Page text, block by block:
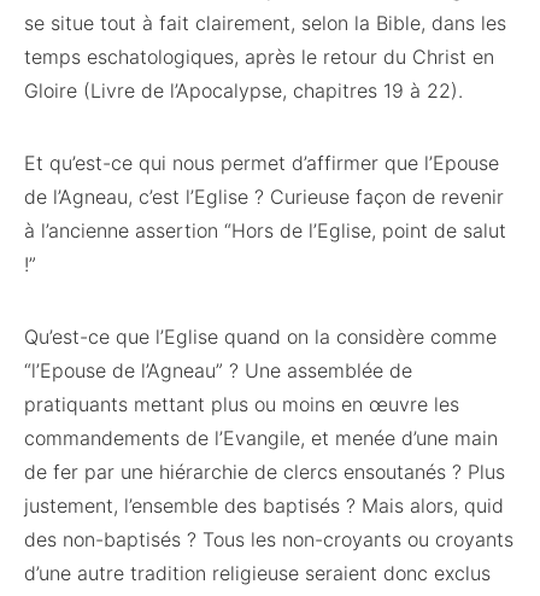
se situe tout à fait clairement, selon la Bible, dans les
temps eschatologiques, après le retour du Christ en
Gloire (Livre de l’Apocalypse, chapitres 19 à 22).
Et qu’est-ce qui nous permet d’affirmer que l’Epouse
de l’Agneau, c’est l’Eglise ? Curieuse façon de revenir
à l’ancienne assertion “Hors de l’Eglise, point de salut
!”
Qu’est-ce que l’Eglise quand on la considère comme
“l’Epouse de l’Agneau” ? Une assemblée de
pratiquants mettant plus ou moins en œuvre les
commandements de l’Evangile, et menée d’une main
de fer par une hiérarchie de clercs ensoutanés ? Plus
justement, l’ensemble des baptisés ? Mais alors, quid
des non-baptisés ? Tous les non-croyants ou croyants
d’une autre tradition religieuse seraient donc exclus